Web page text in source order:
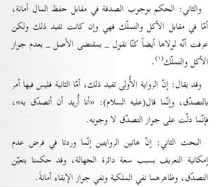
والثاني: الحكم بوجوب الصدقة في مقابل حفظ المال أمانة،
أمّا في مقابل الأكل والتملّك فهي وإن كانت تفيد ذلك ولكن
عرفت أنّه لولاها أيضاً كنّا نقول _ بمقتضى الأصل _ بعدم جواز
الأكل والتملّك(۱) .
وقد يقال: إنّ الرواية الأُولى تفيد ذلك، أمّا الثانية فليس فيها أمر
بالتصدّق، وإنّما قال(علیه السلام): «أنا أُريد أن أتصدّق به»،
فإنّما دلّت على جواز التصدّق لا وجوبه.
البحث الثاني: إنّ هاتين الروايتين إنّما وردتا في فرض عدم
إمكانية التعريف بسبب سعة دائرة الجهالة، وقد حكمتا بتعيّن
التصدّق، وظاهرهما نفي الملكية ونفي جواز الإبقاء أمانةً.